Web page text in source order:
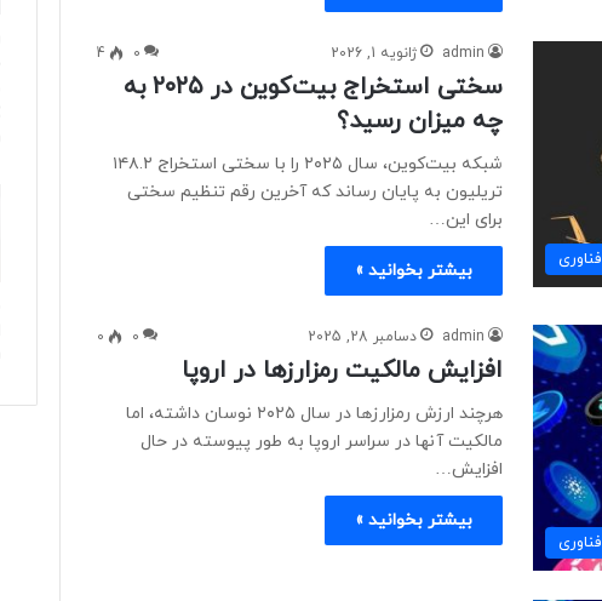
فناوری
admin ژانویه 1, 2026 0
4
سختی استخراج بیت‌کوین در ۲۰۲۵ به
چه میزان رسید؟
شبکه بیت‌کوین، سال ۲۰۲۵ را با سختی استخراج ۱۴۸.۲
تریلیون به پایان رساند که آخرین رقم تنظیم سختی
برای این…
بیشتر بخوانید »
فناوری
admin دسامبر 28, 2025 0
0
افزایش مالکیت رمزارزها در اروپا
هرچند ارزش رمزارزها در سال ۲۰۲۵ نوسان داشته، اما
مالکیت آنها در سراسر اروپا به طور پیوسته در حال
افزایش…
بیشتر بخوانید »